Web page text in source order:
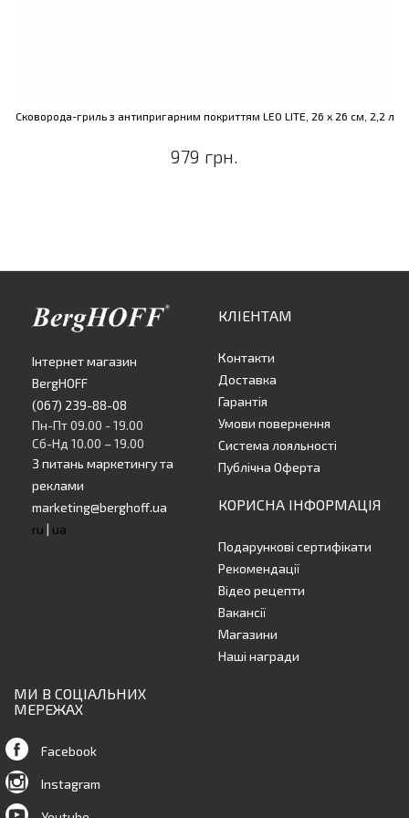
Сковорода-гриль з антипригарним покриттям LEO LITE, 26 x 26 см, 2,2 л
979 грн.
Інтернет магазин
BergHOFF
(067) 239-88-08
Пн-Пт 09.00 - 19.00
Сб-Нд 10.00 – 19.00
З питань маркетингу та
реклами
marketing@berghoff.ua
ru | ua
КЛІЕНТАМ
Контакти
Доставка
Гарантія
Умови повернення
Система лояльності
Публічна Оферта
КОРИСНА ІНФОРМАЦІЯ
Подарункові сертифікати
Рекомендації
Відео рецепти
Вакансії
Магазини
Наші награди
МИ В СОЦІАЛЬНИХ
МЕРЕЖАХ
Facebook
Instagram